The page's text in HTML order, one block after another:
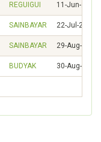
REGUIGUI 11-Jun-2023
SAINBAYAR 22-Jul-2023
SAINBAYAR 29-Aug-2023
BUDYAK 30-Aug-2023